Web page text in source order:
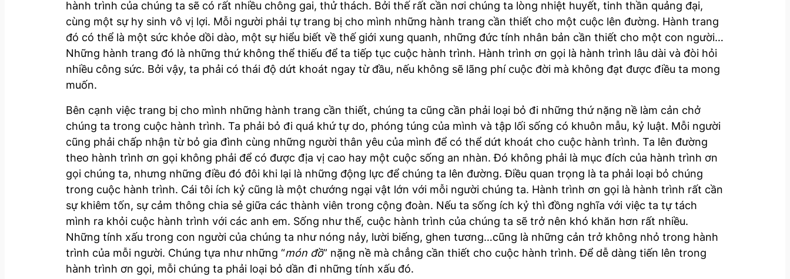
hành trình của chúng ta sẽ có rất nhiều chông gai, thử thách. Bởi thế rất cần nơi chúng ta lòng nhiệt huyết, tinh thần quảng đại,
cùng một sự hy sinh vô vị lợi. Mỗi người phải tự trang bị cho mình những hành trang cần thiết cho một cuộc lên đường. Hành trang
đó có thể là một sức khỏe dồi dào, một sự hiểu biết về thế giới xung quanh, những đức tính nhân bản cần thiết cho một con người…
Những hành trang đó là những thứ không thể thiếu để ta tiếp tục cuộc hành trình. Hành trình ơn gọi là hành trình lâu dài và đòi hỏi
nhiều công sức. Bởi vậy, ta phải có thái độ dứt khoát ngay từ đầu, nếu không sẽ lãng phí cuộc đời mà không đạt được điều ta mong
muốn.
Bên cạnh việc trang bị cho mình những hành trang cần thiết, chúng ta cũng cần phải loại bỏ đi những thứ nặng nề làm cản chở
chúng ta trong cuộc hành trình. Ta phải bỏ đi quá khứ tự do, phóng túng của mình và tập lối sống có khuôn mẫu, kỷ luật. Mỗi người
cũng phải chấp nhận từ bỏ gia đình cùng những người thân yêu của mình để có thể dứt khoát cho cuộc hành trình. Ta lên đường
theo hành trình ơn gọi không phải để có được địa vị cao hay một cuộc sống an nhàn. Đó không phải là mục đích của hành trình ơn
gọi chúng ta, nhưng những điều đó đôi khi lại là những động lực để chúng ta lên đường. Điều quan trọng là ta phải loại bỏ chúng
trong cuộc hành trình. Cái tôi ích kỷ cũng là một chướng ngại vật lớn với mỗi người chúng ta. Hành trình ơn gọi là hành trình rất cần
sự khiêm tốn, sự cảm thông chia sẻ giữa các thành viên trong cộng đoàn. Nếu ta sống ích kỷ thì đồng nghĩa với việc ta tự tách
mình ra khỏi cuộc hành trình với các anh em. Sống như thế, cuộc hành trình của chúng ta sẽ trở nên khó khăn hơn rất nhiều.
Những tính xấu trong con người của chúng ta như nóng nảy, lười biếng, ghen tương…cũng là những cản trở không nhỏ trong hành
trình của mỗi người. Chúng tựa như những “món đồ” nặng nề mà chẳng cần thiết cho cuộc hành trình. Để dễ dàng tiến lên trong
hành trình ơn gọi, mỗi chúng ta phải loại bỏ dần đi những tính xấu đó.